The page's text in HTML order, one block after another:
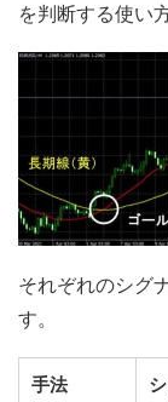
を判断する使い
それぞれのシグ
す。
手法